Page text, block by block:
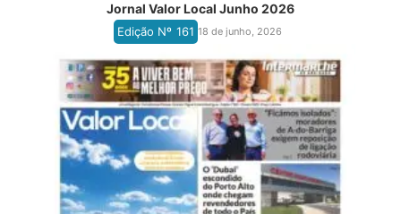
Jornal Valor Local Junho 2026
Edição Nº 161 18 de junho, 2026